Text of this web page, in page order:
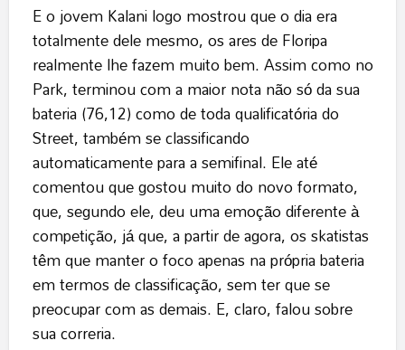
E o jovem Kalani logo mostrou que o dia era
totalmente dele mesmo, os ares de Floripa
realmente lhe fazem muito bem. Assim como no
Park, terminou com a maior nota não só da sua
bateria (76,12) como de toda qualificatória do
Street, também se classificando
automaticamente para a semifinal. Ele até
comentou que gostou muito do novo formato,
que, segundo ele, deu uma emoção diferente à
competição, já que, a partir de agora, os skatistas
têm que manter o foco apenas na própria bateria
em termos de classificação, sem ter que se
preocupar com as demais. E, claro, falou sobre
sua correria.